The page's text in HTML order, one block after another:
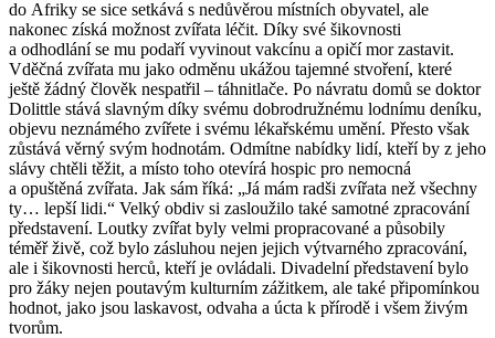
do Afriky se sice setkává s nedůvěrou místních obyvatel, ale
nakonec získá možnost zvířata léčit. Díky své šikovnosti
a odhodlání se mu podaří vyvinout vakcínu a opičí mor zastavit.
Vděčná zvířata mu jako odměnu ukážou tajemné stvoření, které
ještě žádný člověk nespatřil – táhnitlače. Po návratu domů se doktor
Dolittle stává slavným díky svému dobrodružnému lodnímu deníku,
objevu neznámého zvířete i svému lékařskému umění. Přesto však
zůstává věrný svým hodnotám. Odmítne nabídky lidí, kteří by z jeho
slávy chtěli těžit, a místo toho otevírá hospic pro nemocná
a opuštěná zvířata. Jak sám říká: „Já mám radši zvířata než všechny
ty… lepší lidi.“ Velký obdiv si zasloužilo také samotné zpracování
představení. Loutky zvířat byly velmi propracované a působily
téměř živě, což bylo zásluhou nejen jejich výtvarného zpracování,
ale i šikovnosti herců, kteří je ovládali. Divadelní představení bylo
pro žáky nejen poutavým kulturním zážitkem, ale také připomínkou
hodnot, jako jsou laskavost, odvaha a úcta k přírodě i všem živým
tvorům.